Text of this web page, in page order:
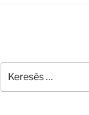
következő